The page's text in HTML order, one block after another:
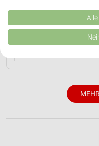
Kombinationen von Daten aus
Verbesserung der Angebote.
von Inhalten.
Daten können außerhalb der
Website/App.
Wir nutzen Ihre Daten für
IAB-Verarbeitungszwecke:
Verwendung reduzierter